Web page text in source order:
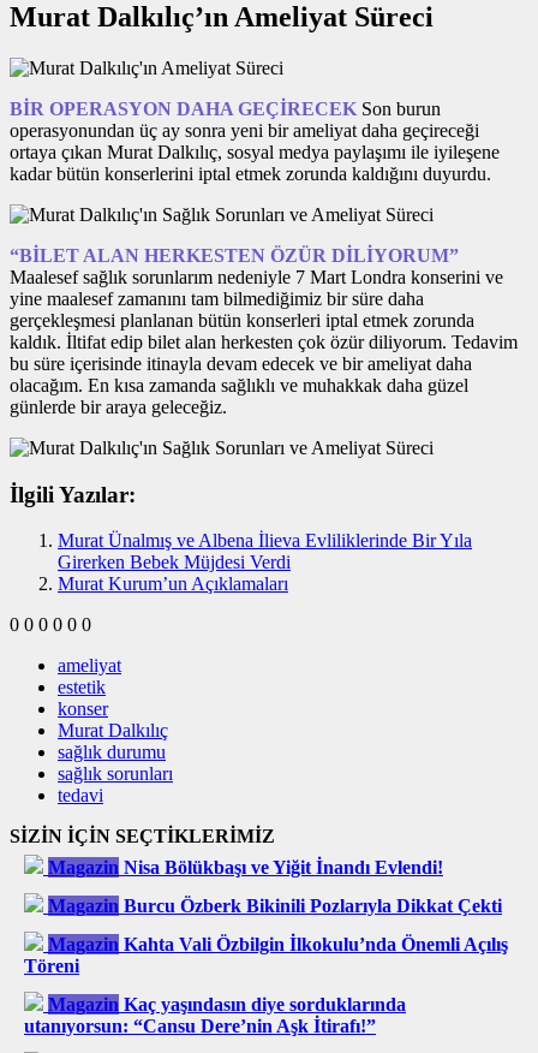
Murat Dalkılıç’ın Ameliyat Süreci
BİR OPERASYON DAHA GEÇİRECEK Son burun
operasyonundan üç ay sonra yeni bir ameliyat daha geçireceği
ortaya çıkan Murat Dalkılıç, sosyal medya paylaşımı ile iyileşene
kadar bütün konserlerini iptal etmek zorunda kaldığını duyurdu.
“BİLET ALAN HERKESTEN ÖZÜR DİLİYORUM”
Maalesef sağlık sorunlarım nedeniyle 7 Mart Londra konserini ve
yine maalesef zamanını tam bilmediğimiz bir süre daha
gerçekleşmesi planlanan bütün konserleri iptal etmek zorunda
kaldık. İltifat edip bilet alan herkesten çok özür diliyorum. Tedavim
bu süre içerisinde itinayla devam edecek ve bir ameliyat daha
olacağım. En kısa zamanda sağlıklı ve muhakkak daha güzel
günlerde bir araya geleceğiz.
İlgili Yazılar:
Murat Ünalmış ve Albena İlieva Evliliklerinde Bir Yıla
Girerken Bebek Müjdesi Verdi
Murat Kurum’un Açıklamaları
0 0 0 0 0 0
ameliyat
estetik
konser
Murat Dalkılıç
sağlık durumu
sağlık sorunları
tedavi
SİZİN İÇİN SEÇTİKLERİMİZ
Magazin Nisa Bölükbaşı ve Yiğit İnandı Evlendi!
Magazin Burcu Özberk Bikinili Pozlarıyla Dikkat Çekti
Magazin Kahta Vali Özbilgin İlkokulu’nda Önemli Açılış
Töreni
Magazin Kaç yaşındasın diye sorduklarında
utanıyorsun: “Cansu Dere’nin Aşk İtirafı!”